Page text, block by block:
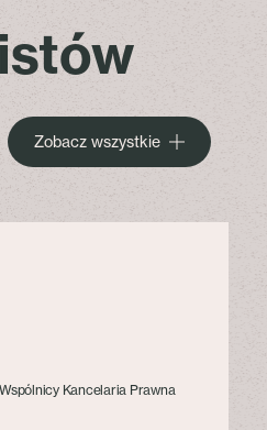
Zobacz wszystkie
Kancelaria Prawna